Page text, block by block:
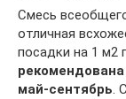
Смесь
отличная
посадки на 1 м2
май-сентябрь.